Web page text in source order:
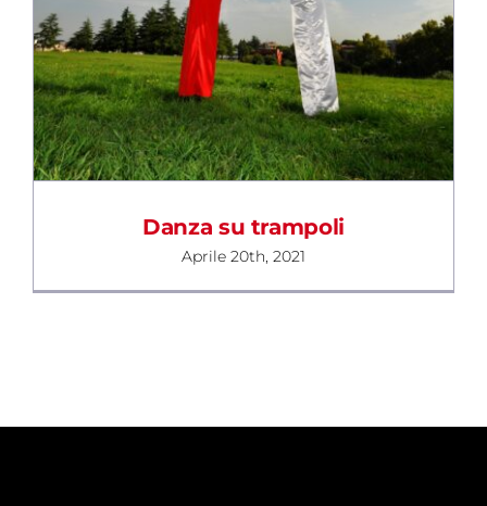
BLOG
CONTATTI
Danza su trampoli
Aprile 20th, 2021